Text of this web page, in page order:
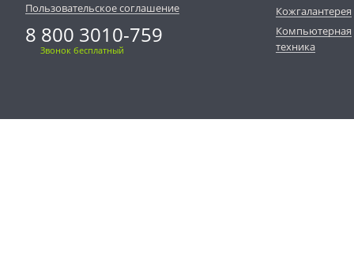
Пользовательское соглашение
8 800 3010-759
Звонок бесплатный
Кожгалантерея
Компьютерная
техника